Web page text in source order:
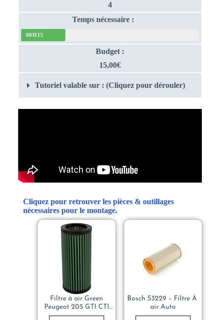
4
Temps nécessaire :
00H15
Budget :
15,00€
Tutoriel valable sur : (Cliquez pour dérouler)
Cliquez pour retrouver les pièces & outillages
nécessaires pour le montage.
Filtre à air Green
Peugeot 205 GTI CTI
Performance
Bosch S3229 – Filtre Ã
air Auto